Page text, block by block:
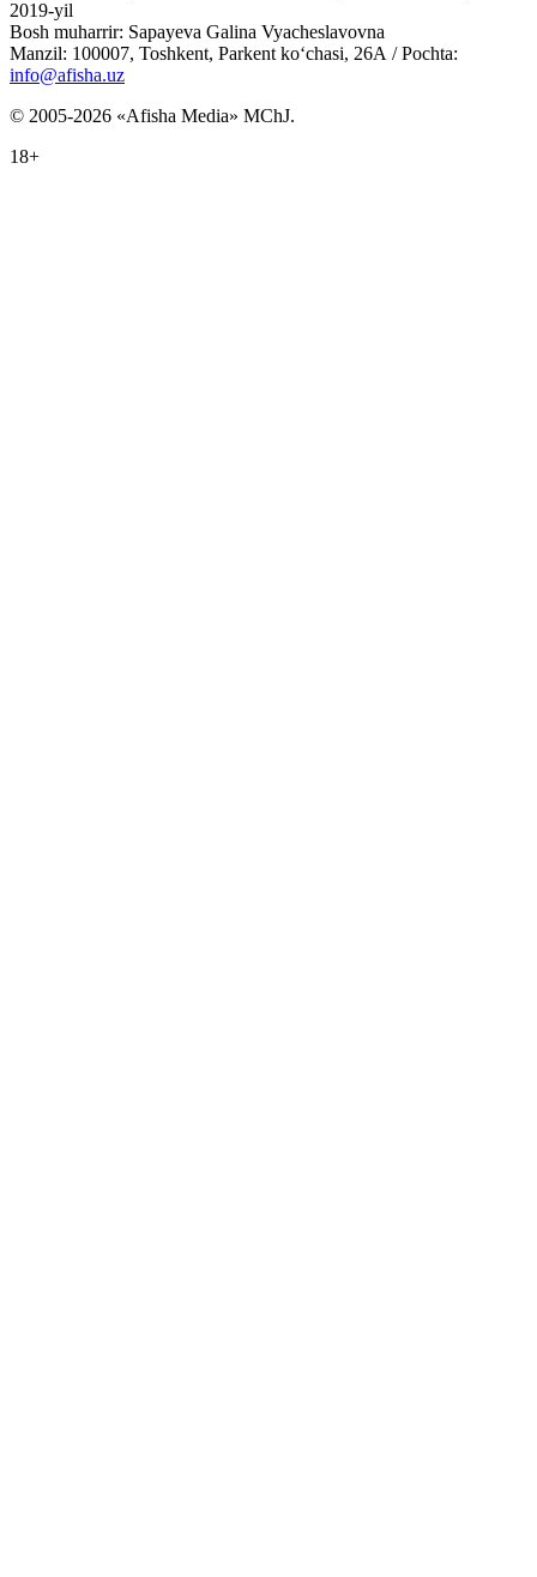
2019-yil
Bosh muharrir: Sapayeva Galina Vyacheslavovna
Manzil: 100007, Toshkent, Parkent ko‘chasi, 26А / Pochta:
info@afisha.uz
© 2005-2026 «Afisha Media» MChJ.
18+